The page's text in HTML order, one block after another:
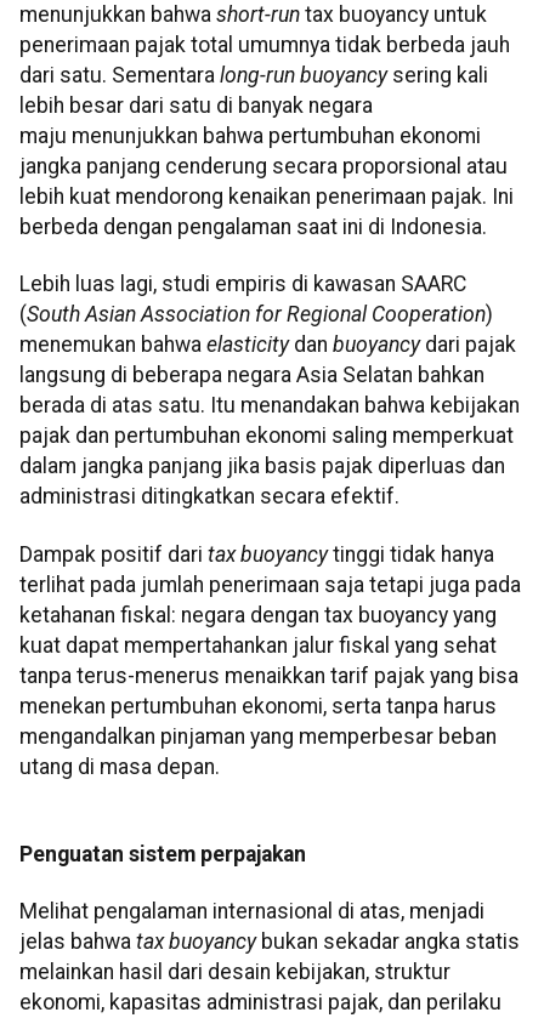
menunjukkan bahwa short-run tax buoyancy untuk
penerimaan pajak total umumnya tidak berbeda jauh
dari satu. Sementara long-run buoyancysering kali
lebih besar dari satu di banyak negara
maju menunjukkan bahwa pertumbuhan ekonomi
jangka panjang cenderung secara proporsional atau
lebih kuat mendorong kenaikan penerimaan pajak. Ini
berbeda dengan pengalaman saat ini di Indonesia.
Lebih luas lagi, studi empiris di kawasan SAARC
(South Asian Association for Regional Cooperation)
menemukan bahwa elasticitydan buoyancydari pajak
langsung di beberapa negara Asia Selatan bahkan
berada di atas satu. Itu menandakan bahwa kebijakan
pajak dan pertumbuhan ekonomi saling memperkuat
dalam jangka panjang jika basis pajak diperluas dan
administrasi ditingkatkan secara efektif.
Dampak positif dari tax buoyancytinggi tidak hanya
terlihat pada jumlah penerimaan saja tetapi juga pada
ketahanan fiskal: negara dengan tax buoyancy yang
kuat dapat mempertahankan jalur fiskal yang sehat
tanpa terus-menerus menaikkan tarif pajak yang bisa
menekan pertumbuhan ekonomi, serta tanpa harus
mengandalkan pinjaman yang memperbesar beban
utang di masa depan.
Penguatan sistem perpajakan
Melihat pengalaman internasional di atas, menjadi
jelas bahwa tax buoyancybukan sekadar angka statis
melainkan hasil dari desain kebijakan, struktur
ekonomi, kapasitas administrasi pajak, dan perilaku